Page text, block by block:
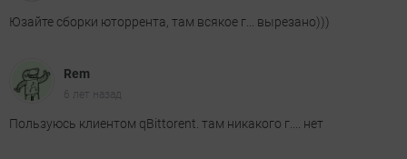
Юзайте сборки юторрента, там всякое г... вырезано)))
Rem
6 лет назад
Пользуюсь клиентом qBittorent. там никакого г.... нет